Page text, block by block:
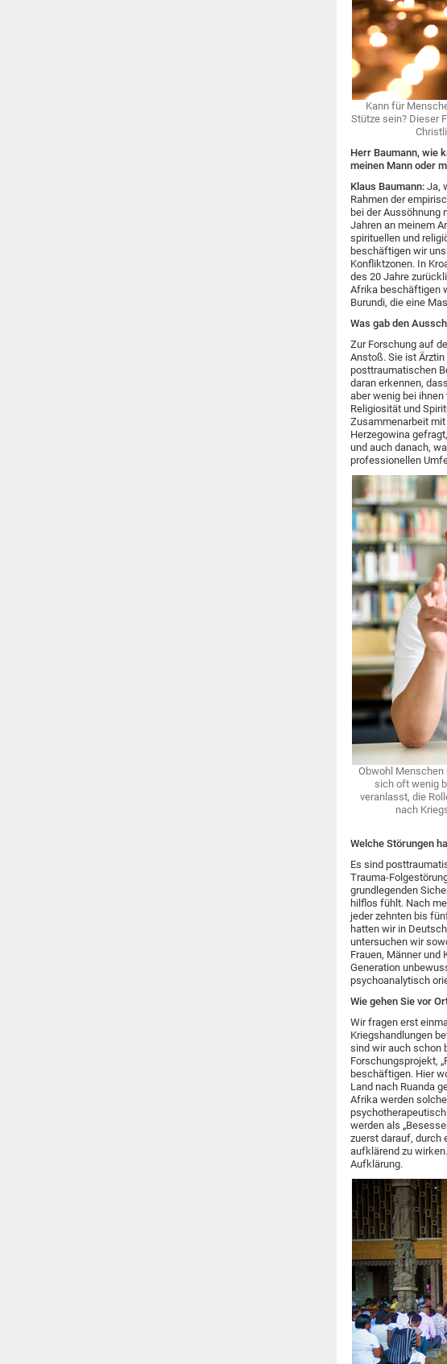
Kann für
Stütze sein? Dieser
Herr Baumann, wie
meinen Mann oder
Klaus Baumann: Ja,
Rahmen der
bei der Aussöhnung
Jahren an meinem
spirituellen und
beschäftigen wir
Konfliktzonen. In
des 20 Jahre
Afrika beschäftigen
Burundi, die eine
Was gab den
Zur Forschung auf
Anstoß. Sie ist
posttraumatischen
daran erkennen,
aber wenig bei ihnen
Religiosität und
Zusammenarbeit
Herzegowina
und auch danach,
professionellen
Obwohl
sich oft wenig
veranlasst, die
nach
Welche Störungen
Es sind
Trauma-
grundlegenden
hilflos fühlt. Nach
jeder zehnten bis
hatten wir in
untersuchen wir
Frauen, Männer und
Generation
psychoanalytisch
Wie gehen Sie vor
Wir fragen erst
Kriegshandlungen
sind wir auch schon
Forschungsprojekt,
beschäftigen. Hier
Land nach Ruanda
Afrika werden
werden als
zuerst darauf, durch
aufklärend zu
Aufklärung.